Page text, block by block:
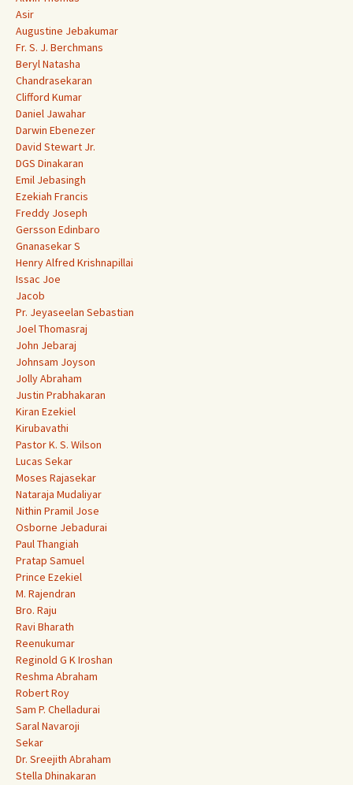
Asir
Augustine Jebakumar
Fr. S. J. Berchmans
Beryl Natasha
Chandrasekaran
Clifford Kumar
Daniel Jawahar
Darwin Ebenezer
David Stewart Jr.
DGS Dinakaran
Emil Jebasingh
Ezekiah Francis
Freddy Joseph
Gersson Edinbaro
Gnanasekar S
Henry Alfred Krishnapillai
Issac Joe
Jacob
Pr. Jeyaseelan Sebastian
Joel Thomasraj
John Jebaraj
Johnsam Joyson
Jolly Abraham
Justin Prabhakaran
Kiran Ezekiel
Kirubavathi
Pastor K. S. Wilson
Lucas Sekar
Moses Rajasekar
Nataraja Mudaliyar
Nithin Pramil Jose
Osborne Jebadurai
Paul Thangiah
Pratap Samuel
Prince Ezekiel
M. Rajendran
Bro. Raju
Ravi Bharath
Reenukumar
Reginold G K Iroshan
Reshma Abraham
Robert Roy
Sam P. Chelladurai
Saral Navaroji
Sekar
Dr. Sreejith Abraham
Stella Dhinakaran